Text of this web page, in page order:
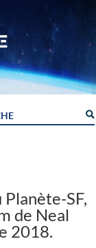
SF,
de Neal
2018.